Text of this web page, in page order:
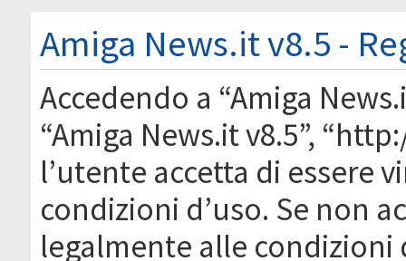
Amiga News.it v8.5 -
Accedendo a “Amiga
“Amiga News.it v8.5”,
l’utente accetta di essere
condizioni d’uso. Se non
legalmente alle condizioni